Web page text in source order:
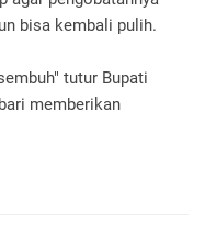
bisa kembali pulih.
tutur Bupati
memberikan